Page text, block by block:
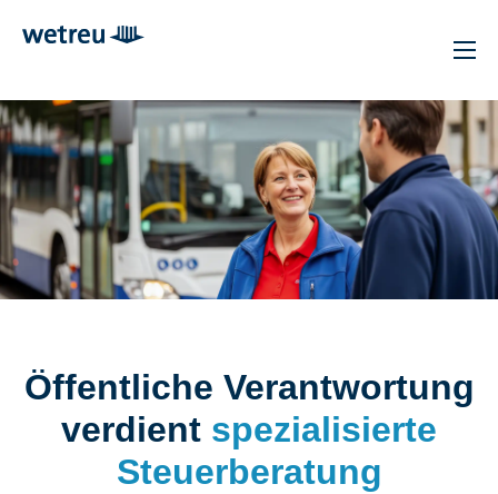
Öffentliche Verantwortung
verdient spezialisierte
Steuerberatung